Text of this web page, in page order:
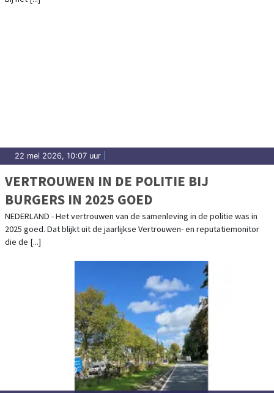
22 mei 2026, 10:07 uur
VERTROUWEN IN DE POLITIE BIJ
BURGERS IN 2025 GOED
NEDERLAND - Het vertrouwen van de samenleving in de politie was in
2025 goed. Dat blijkt uit de jaarlijkse Vertrouwen- en reputatiemonitor
die de [...]